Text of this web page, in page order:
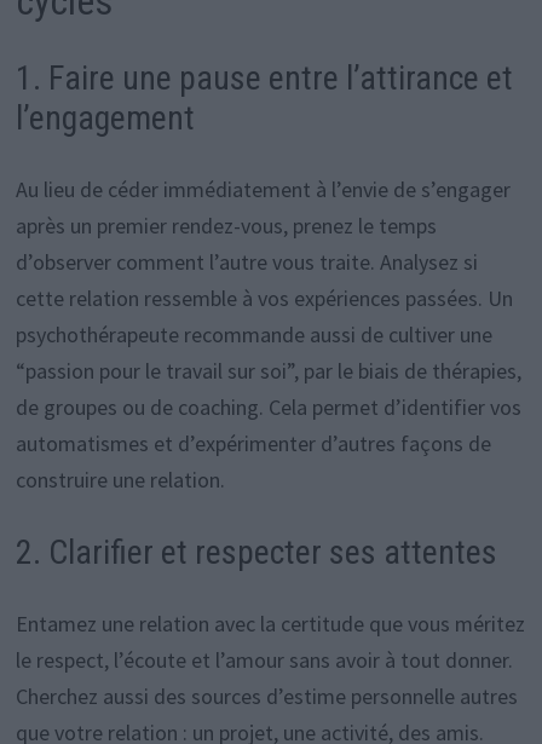
1. Faire une pause entre l’attirance et
l’engagement
Au lieu de céder immédiatement à l’envie de s’engager
après un premier rendez-vous, prenez le temps
d’observer comment l’autre vous traite. Analysez si
cette relation ressemble à vos expériences passées. Un
psychothérapeute recommande aussi de cultiver une
“passion pour le travail sur soi”, par le biais de thérapies,
de groupes ou de coaching. Cela permet d’identifier vos
automatismes et d’expérimenter d’autres façons de
construire une relation.
2. Clarifier et respecter ses attentes
Entamez une relation avec la certitude que vous méritez
le respect, l’écoute et l’amour sans avoir à tout donner.
Cherchez aussi des sources d’estime personnelle autres
que votre relation : un projet, une activité, des amis.